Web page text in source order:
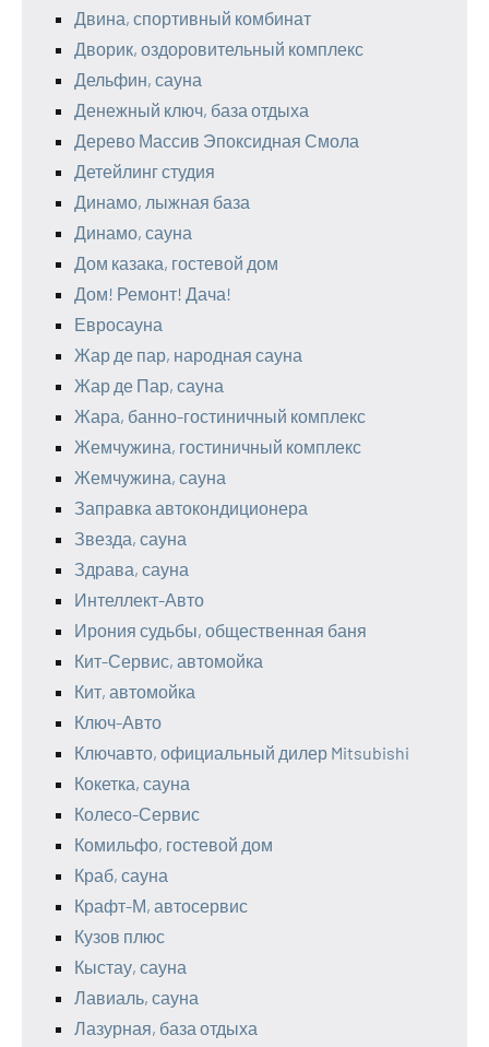
Двина, спортивный комбинат
Дворик, оздоровительный комплекс
Дельфин, сауна
Денежный ключ, база отдыха
Дерево Массив Эпоксидная Смола
Детейлинг студия
Динамо, лыжная база
Динамо, сауна
Дом казака, гостевой дом
Дом! Ремонт! Дача!
Евросауна
Жар де пар, народная сауна
Жар де Пар, сауна
Жара, банно-гостиничный комплекс
Жемчужина, гостиничный комплекс
Жемчужина, сауна
Заправка автокондиционера
Звезда, сауна
Здрава, сауна
Интеллект-Авто
Ирония судьбы, общественная баня
Кит-Сервис, автомойка
Кит, автомойка
Ключ-Авто
Ключавто, официальный дилер Mitsubishi
Кокетка, сауна
Колесо-Сервис
Комильфо, гостевой дом
Краб, сауна
Крафт-М, автосервис
Кузов плюс
Кыстау, сауна
Лавиаль, сауна
Лазурная, база отдыха